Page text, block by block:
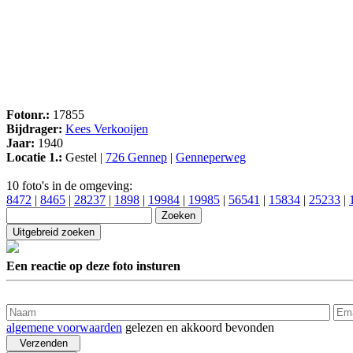
Fotonr.: 17855
Bijdrager: Kees Verkooijen
Jaar: 1940
Locatie 1.: Gestel | 726 Gennep Genneperweg
10 foto's in de omgeving:
8472
8465 28237 1898 19984 19985 56541 15834 25233
Een reactie op deze foto insturen
algemene voorwaarden gelezen en akkoord bevonden